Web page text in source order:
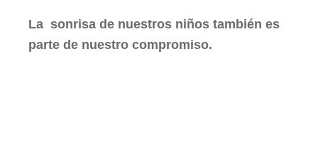
La sonrisa de nuestros niños también es
parte de nuestro compromiso.